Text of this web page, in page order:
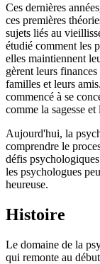
Ces dernières
ces premières
sujets liés au
étudié comment les
elles maintiennent
gèrent leurs
familles et leurs
commencé à se
comme la sagesse
Aujourd'hui, la
comprendre le
défis
les psychologues
heureuse.
Histoire
Le domaine de la
qui remonte au